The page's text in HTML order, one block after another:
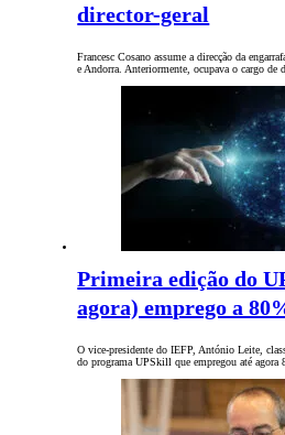
director-geral
Francesc Cosano assume a direcção da
e Andorra. Anteriormente, ocupava o cargo de
Primeira edição do
agora) emprego a
O vice-presidente do IEFP, António Leite,
do programa UPSkill que empregou até